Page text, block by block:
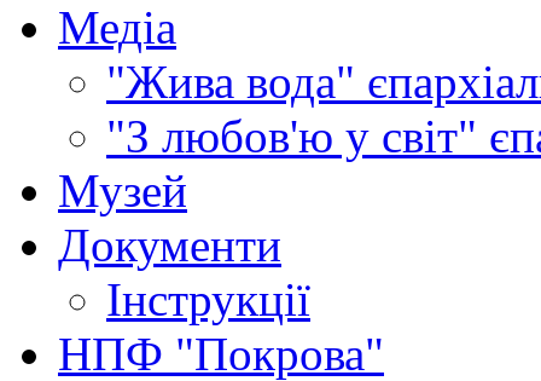
Медіа
"Жива вода"
"З любов'ю у світ"
Музей
Документи
Інструкції
НПФ "Покрова"